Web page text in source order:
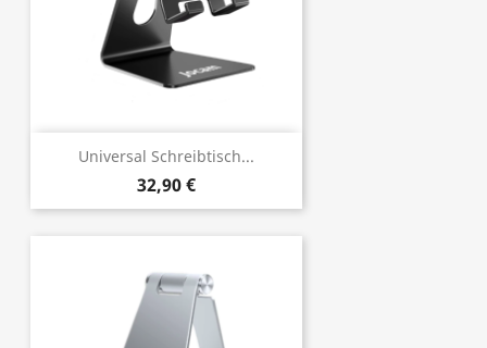
Universal Schreibtisch...
32,90 €